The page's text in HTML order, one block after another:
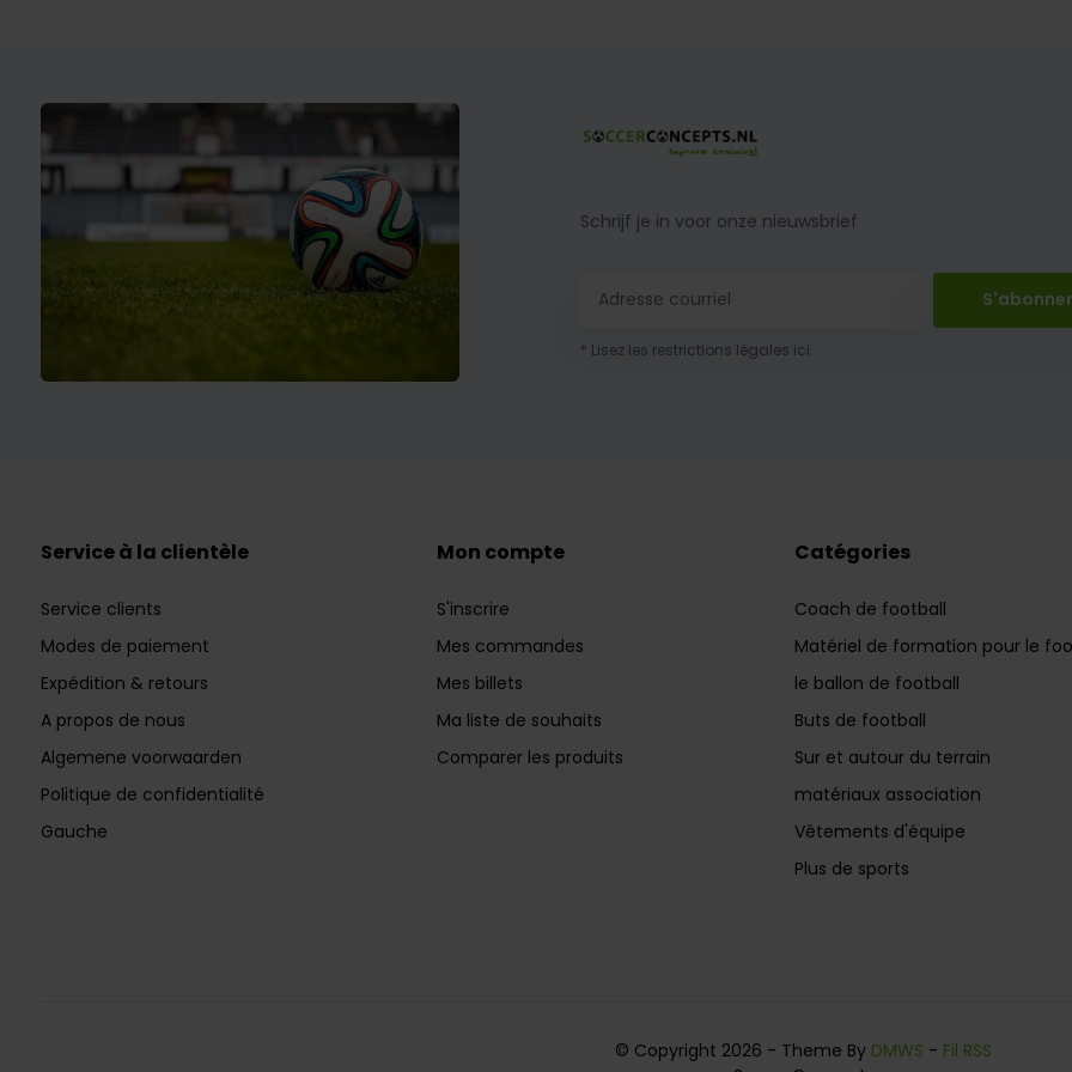
Schrijf je in voor onze nieuwsbrief
* Lisez les restrictions légales ici
Service à la clientèle
Service clients
Modes de paiement
Expédition & retours
A propos de nous
Algemene voorwaarden
Politique de confidentialité
Gauche
Mon compte
S'inscrire
Mes commandes
Mes billets
Ma liste de souhaits
Comparer les produits
Catégories
Coach de football
Matériel de formation pour le
le ballon de football
Buts de football
Sur et autour du terrain
matériaux association
Vêtements d'équipe
Plus de sports
© Copyright 2026 - Theme By DMWS - Fil RSS